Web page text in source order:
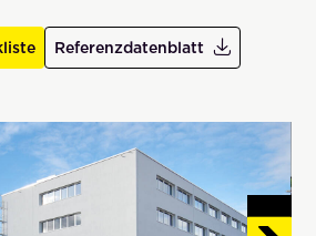
Referenzdatenblatt